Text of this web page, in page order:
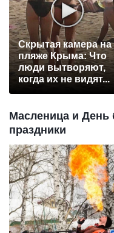
Скрытая камера на
пляже Крыма: Что
люди вытворяют,
когда их не видят...
Масленица и День
праздники